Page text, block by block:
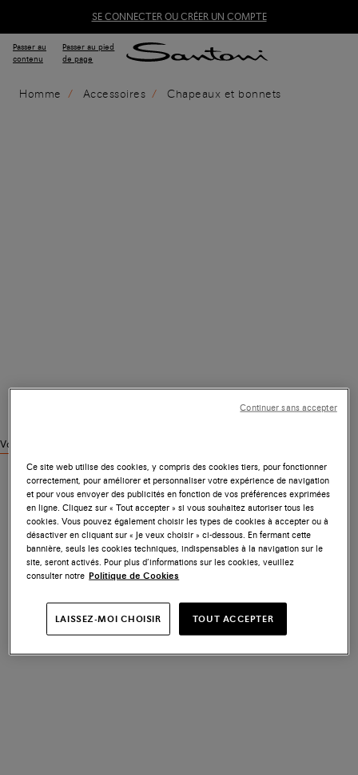
SE CONNECTER OU CRÉER UN COMPTE
Passer au
contenu
Passer au pied
de page
Homme Accessoires Chapeaux et bonnets
Voir des produits similaires
Ce site web utilise des cookies, y compris des cookies tiers, pour fonctionner
correctement, pour améliorer et personnaliser votre expérience de navigation
et pour vous envoyer des publicités en fonction de vos préférences exprimées
en ligne. Cliquez sur « Tout accepter » si vous souhaitez autoriser tous les
cookies. Vous pouvez également choisir les types de cookies à accepter ou à
désactiver en cliquant sur « Je veux choisir » ci-dessous. En fermant cette
bannière, seuls les cookies techniques, indispensables à la navigation sur le
site, seront activés. Pour plus d’informations sur les cookies, veuillez
consulter notre Politique de Cookies
LAISSEZ-MOI CHOISIR TOUT ACCEPTER
Continuer sans accepter